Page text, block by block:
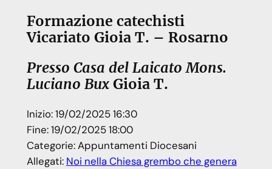
Formazione catechisti
Vicariato Gioia T. – Rosarno
Presso Casa del Laicato Mons.
Luciano Bux Gioia T.
Inizio:19/02/2025 16:30
Fine:19/02/2025 18:00
Categorie:Appuntamenti Diocesani
Allegati: Noi nella Chiesa grembo che genera